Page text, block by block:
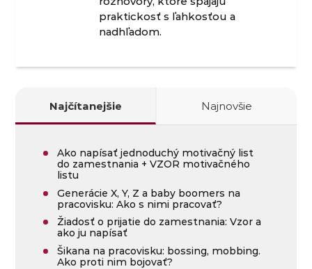
praktickosť s ľahkosťou a
nadhľadom.
Najčítanejšie Najnovšie
Ako napísať jednoduchý motivačný list
do zamestnania + VZOR motivačného
listu
Generácie X, Y, Z a baby boomers na
pracovisku: Ako s nimi pracovať?
Žiadosť o prijatie do zamestnania: Vzor a
ako ju napísať
Šikana na pracovisku: bossing, mobbing.
Ako proti nim bojovať?